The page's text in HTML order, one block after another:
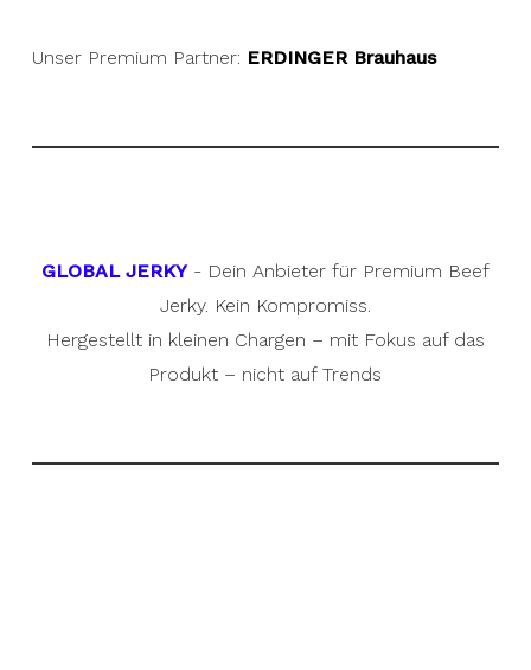
Unser Premium Partner: ERDINGER Brauhaus
GLOBAL JERKY- Dein Anbieter für Premium Beef
Jerky. Kein Kompromiss.
Hergestellt in kleinen Chargen – mit Fokus auf das
Produkt – nicht auf Trends